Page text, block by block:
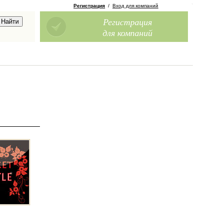
Регистрация / Вход для компаний
Регистрация
для компаний